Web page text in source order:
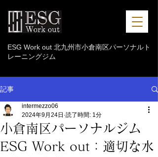
ESG Work out 北九州市小倉南区パーソナルト
レーニングジム
記事
小倉南区パーソナルジム
ESG Work out：適切な水
intermezzo06
2024年9月24日 読了時間: 1分